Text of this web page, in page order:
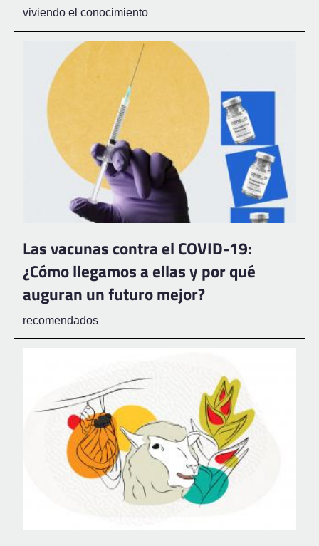
viviendo el conocimiento
Las vacunas contra el COVID-19:
¿Cómo llegamos a ellas y por qué
auguran un futuro mejor?
recomendados